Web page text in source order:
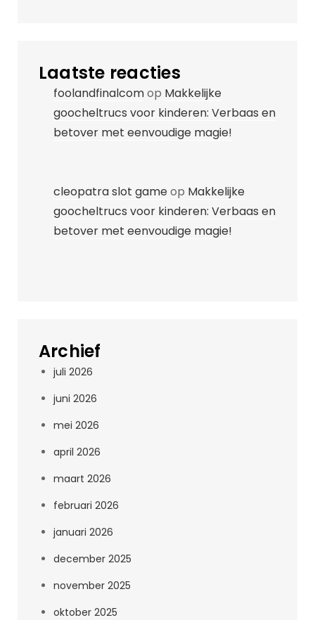
Laatste reacties
foolandfinalcomop Makkelijke
goocheltrucs voor kinderen: Verbaas en
betover met eenvoudige magie!
cleopatra slot gameop Makkelijke
goocheltrucs voor kinderen: Verbaas en
betover met eenvoudige magie!
Archief
juli 2026
juni 2026
mei 2026
april 2026
maart 2026
februari 2026
januari 2026
december 2025
november 2025
oktober 2025